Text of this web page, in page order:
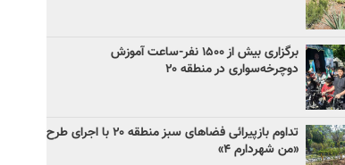
برگزاری بیش از ۱۵۰۰ نفر-ساعت آموزش
دوچرخه‌سواری در منطقه ۲۰
تداوم بازپیرائی فضاهای سبز منطقه ۲۰ با اجرای طرح
«من شهردارم ۴»